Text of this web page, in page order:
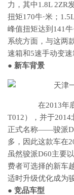
力，其中1.8L 2ZR
扭矩170牛·米；
峰值扭矩达到141
系统方面，与这两
速箱和5速手动变速
● 新车背景
在2013年
T012），并于
正式名称——骏派
多，因此这款车在
虽然骏派D60主要
费者可选择的新车
适时升级优化成为
● 竞品车型